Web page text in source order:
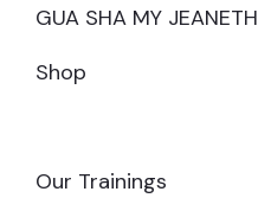
GUA SHA MY JEANETH
Shop
Our Trainings